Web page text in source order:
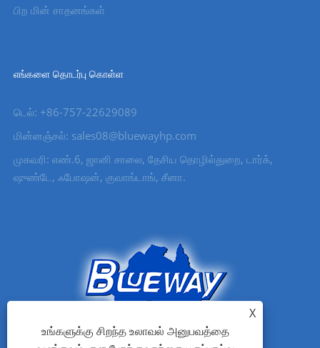
பிற மின் சாதனங்கள்
எங்களை தொடர்பு கொள்ள
டெல்: +86-757-22629089
மின்னஞ்சல்: sales08@bluewayhp.com
முகவரி: எண்.6, ஜானி சாலை, தேசிய தொழில்துறை, டார்க்,
ஷுண்டே, ஃபோஷன், குவாங்டாங், சீனா.
X
உங்களுக்கு சிறந்த உலாவல் அனுபவத்தை